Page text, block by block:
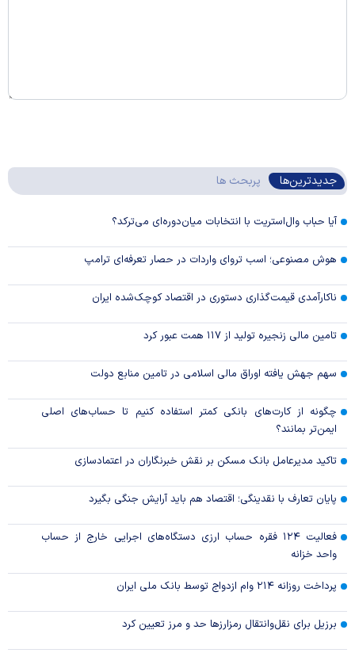
جدیدترین‌ها پربحث ها
آیا حباب وال‌استریت با انتخابات میان‌دوره‌ای می‌ترکد؟
هوش مصنوعی؛ اسب تروای واردات در حصار تعرفه‌ای ترامپ
ناکارآمدی قیمت‌گذاری دستوری در اقتصاد کوچک‌شده ایران
تامین مالی زنجیره تولید از ۱۱۷ همت عبور کرد
سهم جهش یافته اوراق مالی اسلامی در تامین منابع دولت
چگونه از کارت‌های بانکی کمتر استفاده کنیم تا حساب‌های اصلی
ایمن‌تر بمانند؟
تاکید مدیرعامل بانک مسکن بر نقش خبرنگاران در اعتمادسازی
پایان تعارف با نقدینگی؛ اقتصاد هم باید آرایش جنگی بگیرد
فعالیت ۱۲۴ فقره حساب ارزی دستگاه‌های اجرایی خارج از حساب
واحد خزانه
پرداخت روزانه ۲۱۴ وام ازدواج توسط بانک ملی ایران
برزیل برای نقل‌وانتقال رمزارزها حد و مرز تعیین کرد